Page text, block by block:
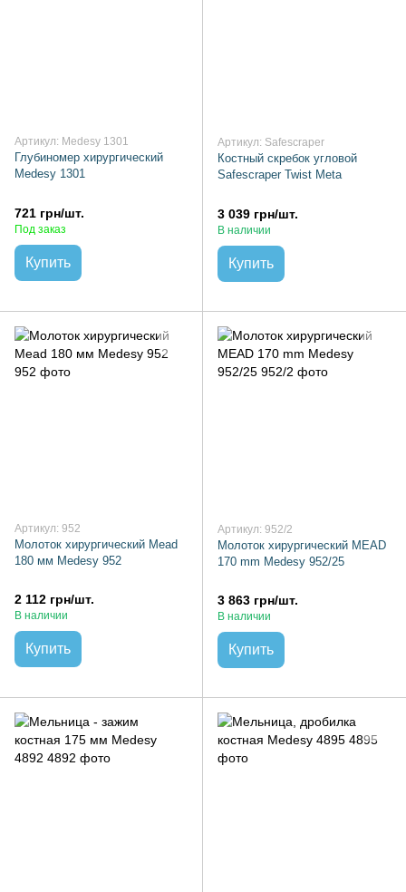
Артикул: Medesy 1301
Глубиномер хирургический
Medesy 1301
721 грн/шт.
Под заказ
Купить
Артикул: Safescraper
Костный скребок угловой
Safescraper Twist Meta
3 039 грн/шт.
В наличии
Купить
Артикул: 952
Молоток хирургический Mead
180 мм Medesy 952
2 112 грн/шт.
В наличии
Купить
Артикул: 952/2
Молоток хирургический MEAD
170 mm Medesy 952/25
3 863 грн/шт.
В наличии
Купить